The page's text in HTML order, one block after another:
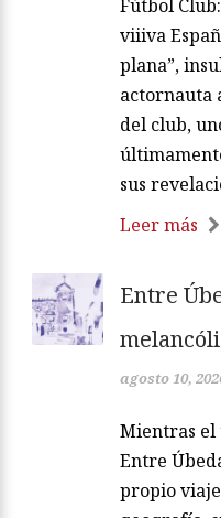
Fútbol
viiiva
plana”,
actornauta
del club,
sus
Leer más
Entre
agosto 10,
Mientras el
Entre
propio